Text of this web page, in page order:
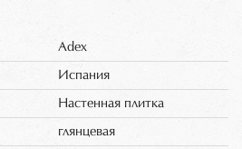
Adex
Испания
Настенная плитка
глянцевая